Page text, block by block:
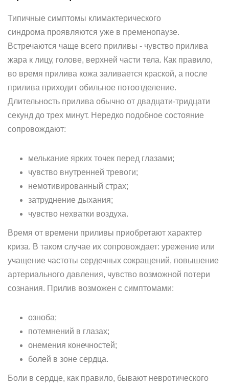
Типичные симптомы климактерического
синдрома проявляются уже в пременопаузе.
Встречаются чаще всего приливы - чувство прилива
жара к лицу, голове, верхней части тела. Как правило,
во время прилива кожа заливается краской, а после
прилива приходит обильное потоотделение.
Длительность прилива обычно от двадцати-тридцати
секунд до трех минут. Нередко подобное состояние
сопровождают:
мелькание ярких точек перед глазами;
чувство внутренней тревоги;
немотивированный страх;
затруднение дыхания;
чувство нехватки воздуха.
Время от времени приливы приобретают характер
криза. В таком случае их сопровождает: урежение или
учащение частоты сердечных сокращений, повышение
артериального давления, чувство возможной потери
сознания. Прилив возможен с симптомами:
озноба;
потемнений в глазах;
онемения конечностей;
болей в зоне сердца.
Боли в сердце, как правило, бывают невротического